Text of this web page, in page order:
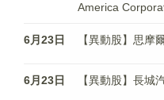
America
6月23日 【異動股】思摩
6月23日 【異動股】長城